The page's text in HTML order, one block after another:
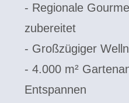
- Regionale
zubereitet
- Großzügiger
- 4.000 m²
Entspannen